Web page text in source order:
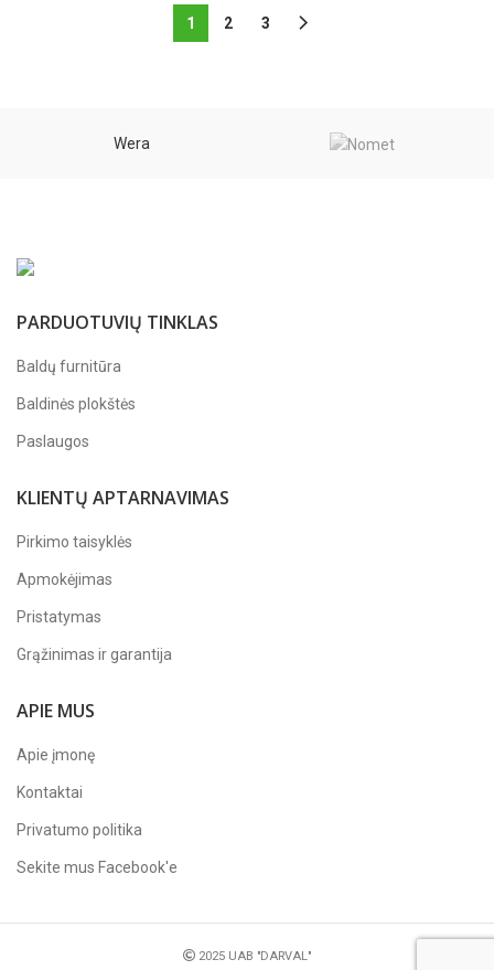
1,68 €
through
1 2 3
Wera
PARDUOTUVIŲ TINKLAS
Baldų furnitūra
Baldinės plokštės
Paslaugos
KLIENTŲ APTARNAVIMAS
Pirkimo taisyklės
Apmokėjimas
Pristatymas
Grąžinimas ir garantija
APIE MUS
Apie įmonę
Kontaktai
Privatumo politika
Sekite mus Facebook'e
2025 UAB "DARVAL"